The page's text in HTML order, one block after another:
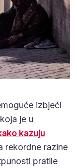
izbjeći
je u
kazuju
rekordne razine
pratile